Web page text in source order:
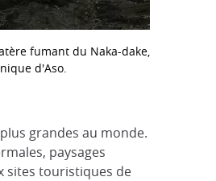
fumant du Naka-dake, l'un des
d'Aso.
grandes au monde.
paysages
sites touristiques de